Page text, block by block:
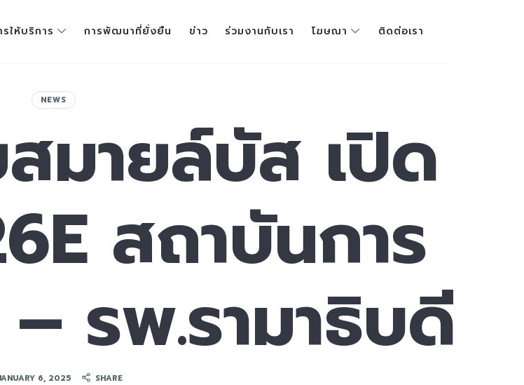
รให้บริการ การพัฒนาที่ยั่งยืน ข่าว ร่วมงานกับเรา โฆษณา ติดต่อเรา
NEWS
มายล์บัส เปิด
สถาบันการ
รพ.รามาธิบดี
6, 2025 SHARE